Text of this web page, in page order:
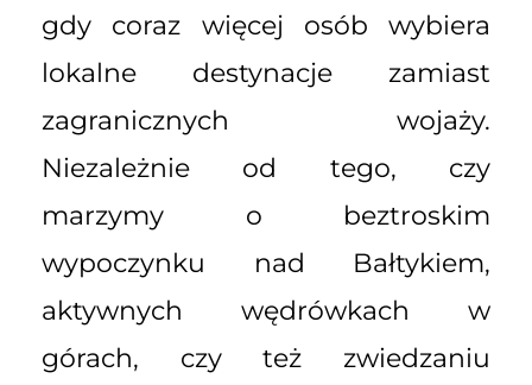
gdy coraz więcej osób wybiera
lokalne destynacje zamiast
zagranicznych wojaży.
Niezależnie od tego, czy
marzymy o beztroskim
wypoczynku nad Bałtykiem,
aktywnych wędrówkach w
górach, czy też zwiedzaniu